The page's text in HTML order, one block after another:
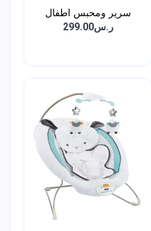
سرير ومحبس اطفال
دورين...ر.س299.00